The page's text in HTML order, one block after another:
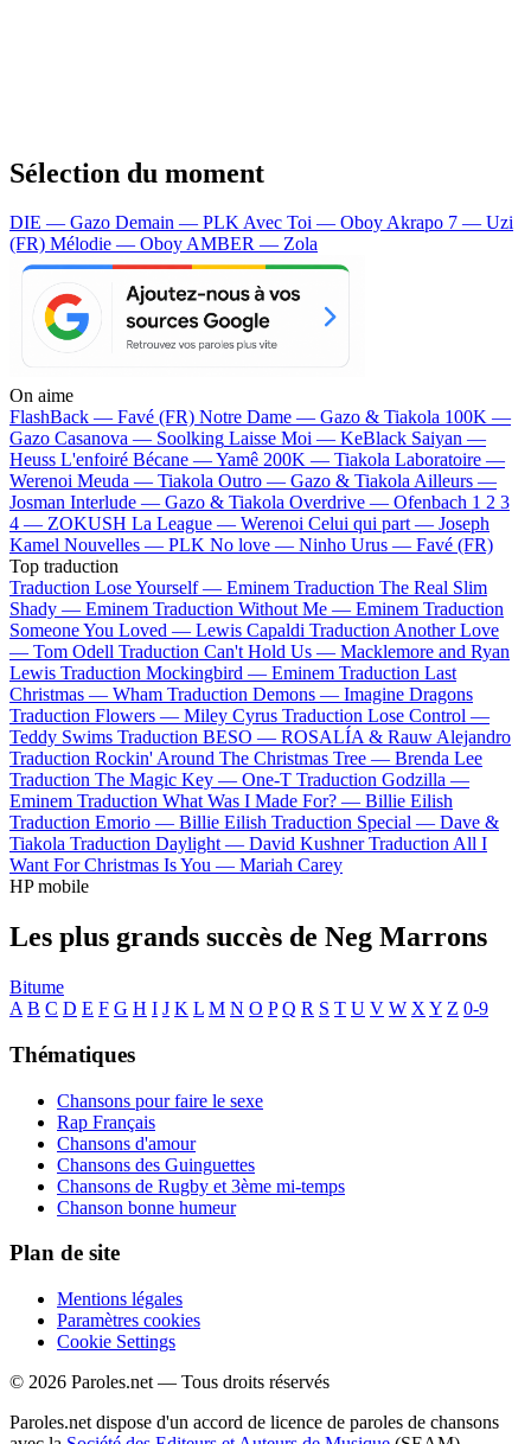
Sélection du moment
DIE — Gazo Demain — PLKAvec Toi — OboyAkrapo 7 — Uzi
(FR) Mélodie — OboyAMBER — Zola
On aime
FlashBack — Favé (FR) Notre Dame — Gazo & Tiakola 100K —
Gazo Casanova — Soolking Laisse Moi — KeBlack Saiyan —
Heuss L'enfoiré Bécane —Yamê 200K — Tiakola Laboratoire —
Werenoi Meuda — Tiakola Outro — Gazo & TiakolaAilleurs —
Josman Interlude — Gazo & Tiakola Overdrive — Ofenbach 1 2 3
4 — ZOKUSH La League — Werenoi Celui qui part — Joseph
Kamel Nouvelles — PLK No love — Ninho Urus — Favé (FR)
Top traduction
Traduction Lose Yourself — Eminem Traduction The Real Slim
Shady — Eminem Traduction Without Me — Eminem Traduction
Someone You Loved — Lewis Capaldi Traduction Another Love
— Tom Odell Traduction Can't Hold Us — Macklemore and Ryan
Lewis Traduction Mockingbird — Eminem Traduction Last
Christmas — Wham Traduction Demons — Imagine Dragons
Traduction Flowers — Miley Cyrus Traduction Lose Control —
Teddy Swims Traduction BESO — ROSALÍA & Rauw Alejandro
Traduction Rockin' Around The Christmas Tree — Brenda Lee
Traduction The Magic Key — One-T Traduction Godzilla —
Eminem Traduction What Was I Made For? — Billie Eilish
Traduction Emorio — Billie Eilish Traduction Special — Dave &
Tiakola Traduction Daylight — David Kushner Traduction All I
Want For Christmas Is You — Mariah Carey
HP mobile
Les plus grands succès de Neg Marrons
Bitume
A B C D E F G H I J K L M N O P Q R S T U V W X Y Z 0-9
Thématiques
Chansons pour faire le sexe
Rap Français
Chansons d'amour
Chansons des Guinguettes
Chansons de Rugby et 3ème mi-temps
Chanson bonne humeur
Plan de site
Mentions légales
Paramètres cookies
Cookie Settings
© 2026 Paroles.net — Tous droits réservés
Paroles.net dispose d'un accord de licence de paroles de chansons